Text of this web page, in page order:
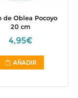
de Oblea Pocoyo
20 cm
4,95€
AÑADIR